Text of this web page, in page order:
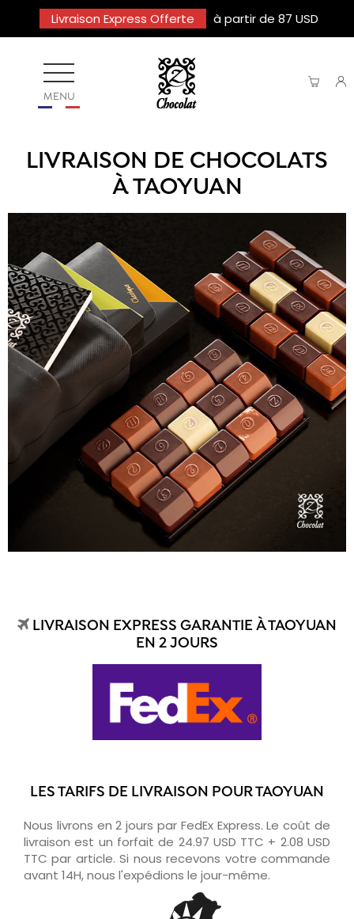
Livraison Express Offerte à partir de 87 USD
MENU
LIVRAISON DE CHOCOLATS
À TAOYUAN
LIVRAISON EXPRESS GARANTIE À TAOYUAN
EN 2 JOURS
LES TARIFS DE LIVRAISON POUR TAOYUAN
Nous livrons en 2 jours par FedEx Express. Le coût de
livraison est un forfait de 24.97 USD TTC + 2.08 USD
TTC par article. Si nous recevons votre commande
avant 14H, nous l'expédions le jour-même.